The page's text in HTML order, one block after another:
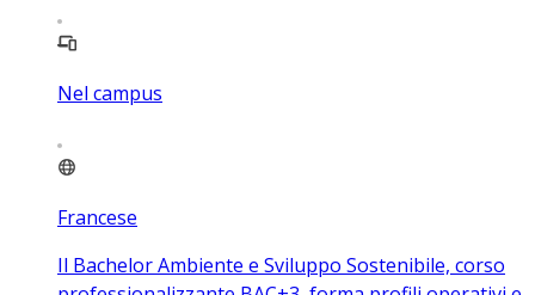
Nel campus
Francese
Il Bachelor Ambiente e Sviluppo Sostenibile, corso